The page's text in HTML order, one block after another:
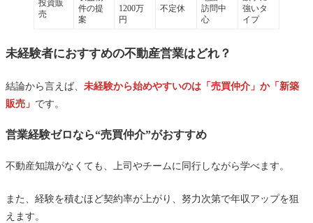
投資販
売
件の提
案
1200万
円
不定休
訪問中
心
強いタ
イプ
未経験者におすすめの不動産営業はどれ？
結論から言えば、 未経験から始めやすいのは「売買仲介」か「新築
販売」 です。
営業経験ゼロなら“売買仲介”がおすすめ
不動産知識がなくても、上司やチームに同行しながら学べます。
また、経験を積むほど契約率が上がり、努力次第で年収アップを狙
えます。